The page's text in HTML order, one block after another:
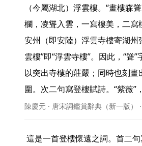
（今屬湖北）浮雲樓。“畫樓森
欄，凌聳入雲，一寫樓美，二寫
安州（即安陸）浮雲寺樓寄湖州
雲樓”即“浮雲寺樓”。因此，“聳”
以突出寺樓的莊嚴；同時也刻畫
圍。次二句寫登樓賦詩。“紫薇”
陳慶元 · 唐宋詞鑑賞辭典（新一版）